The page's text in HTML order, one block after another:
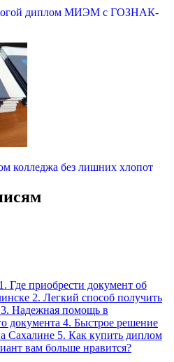
диплом МИЭМ с ГОЗНАК-
колледжа без лишних хлопот
Где приобрести документ об
2. Легкий способ получить
Надежная помощь в
документа 4. Быстрое решение
Сахалине 5. Как купить диплом
вам больше нравится?